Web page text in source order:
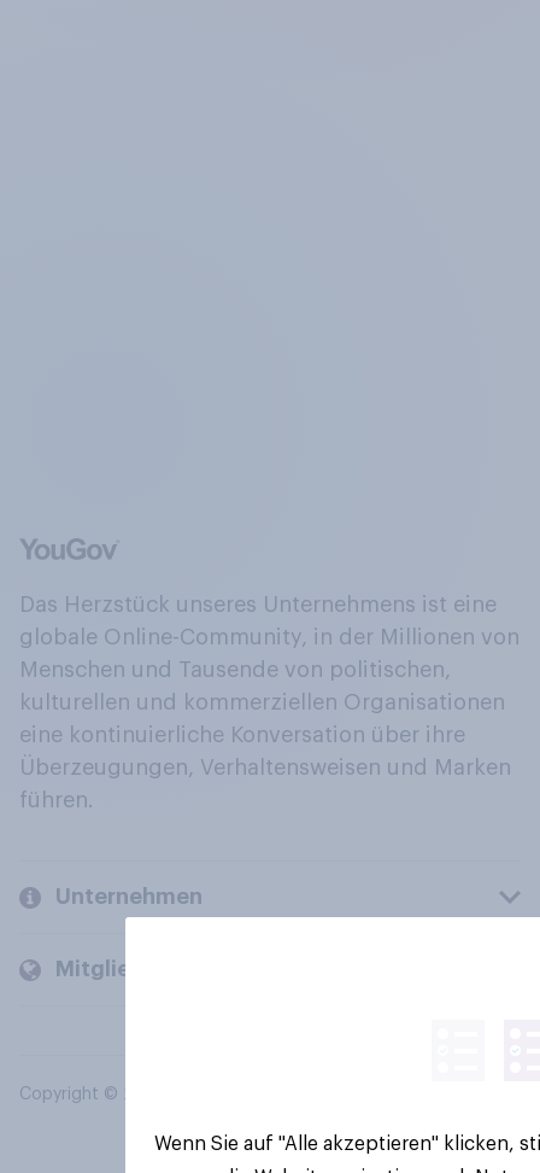
Das Herzstück unseres Unternehmens ist eine
globale Online-Community, in der Millionen von
Menschen und Tausende von politischen,
kulturellen und kommerziellen Organisationen
eine kontinuierliche Konversation über ihre
Überzeugungen, Verhaltensweisen und Marken
führen.
Unternehmen
Mitglieder und Kunden
Copyright © 2026 YouGov PLC. Alle Rechte vorbehalten.
Wenn Sie auf "Alle akzeptieren" klicken,